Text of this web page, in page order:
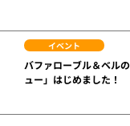
イベント
バファローブル＆ベル
ュー」はじめました！